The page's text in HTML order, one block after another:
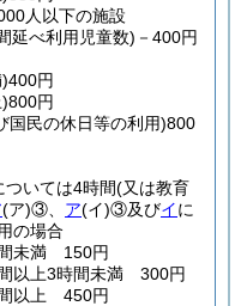
人以下の施設
延べ利用児童数) －400円
400円
800円
国民の休日等の利用)800
いては4時間(又は教育
(ア)③、 ア(イ)③及びイに
の場合
未満 150円
以上3時間未満 300円
以上 450円